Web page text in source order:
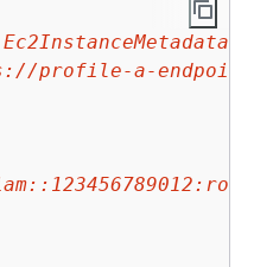
Ec2InstanceMetadata
profile-a-